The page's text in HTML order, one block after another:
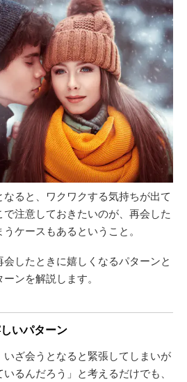
ると、ワクワクする気持ちが出て
注意しておきたいのが、再会した
ケースもあるということ。
したときに嬉しくなるパターンと
ンを解説します。
いパターン
ざ会うとなると緊張してしまいが
るんだろう」と考えるだけでも、